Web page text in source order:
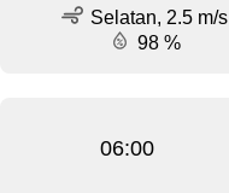
Selatan, 2.5 m/s
98 %
06:00